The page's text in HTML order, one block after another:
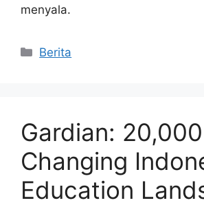
menyala.
Kategori
Berita
Gardian:
Changing
Education